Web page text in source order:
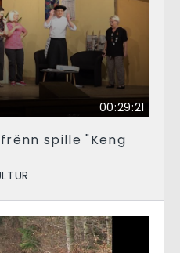
00:29:21
spille "Keng